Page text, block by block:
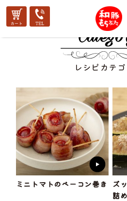
レシピカテ
ミニトマトのベーコン巻き
ズ
詰め